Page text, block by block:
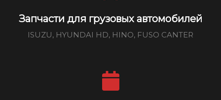
Запчасти для грузовых автомобилей
ISUZU, HYUNDAI HD, HINO, FUSO CANTER